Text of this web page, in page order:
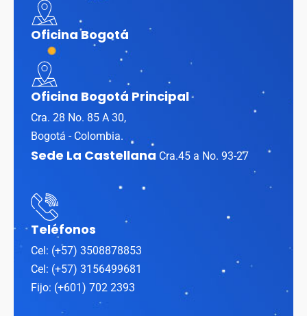
Oficina Bogotá
Oficina Bogotá Principal
Cra. 28 No. 85 A 30,
Bogotá - Colombia.
Sede La Castellana Cra.45 a No. 93-27
Teléfonos
Cel: (+57) 3508878853
Cel: (+57) 3156499681
Fijo: (+601) 702 2393